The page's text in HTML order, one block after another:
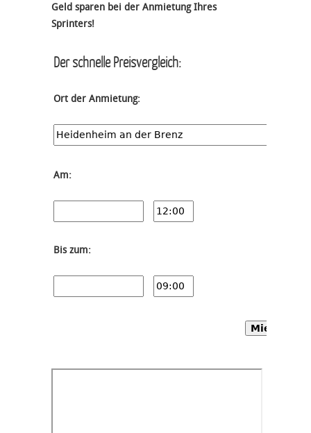
Geld sparen bei der Anmietung Ihres
Sprinters!
Der schnelle Preisvergleich:
Ort der Anmietung:
Am:
Bis zum: